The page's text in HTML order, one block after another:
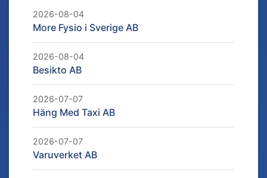
2026-08-04
More Fysio i Sverige AB
2026-08-04
Besikto AB
2026-07-07
Häng Med Taxi AB
2026-07-07
Varuverket AB